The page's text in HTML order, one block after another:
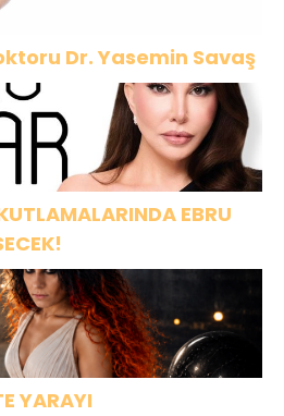
Dr. Yasemin Savaş
EBRU
YARAYI